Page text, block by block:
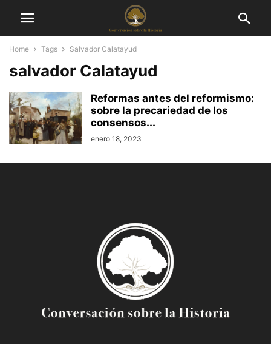
Home Tags Salvador Calatayud
salvador Calatayud
Reformas antes del reformismo:
sobre la precariedad de los
consensos...
enero 18, 2023